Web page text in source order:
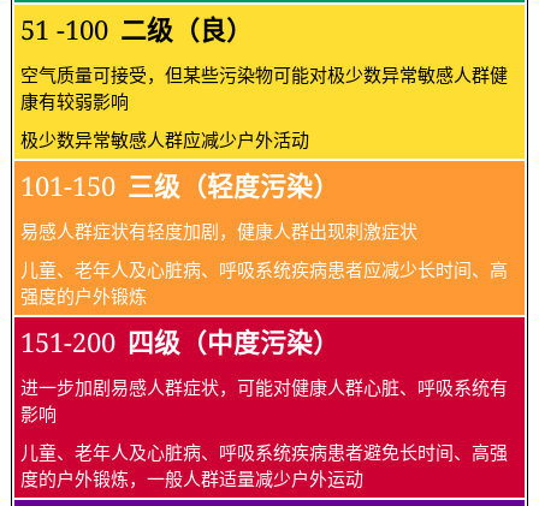
51 -100 二级（良）
空气质量可接受，但某些污染物可能对极少数异常敏感人群健
康有较弱影响
极少数异常敏感人群应减少户外活动
101-150 三级（轻度污染）
易感人群症状有轻度加剧，健康人群出现刺激症状
儿童、老年人及心脏病、呼吸系统疾病患者应减少长时间、高
强度的户外锻炼
151-200 四级（中度污染）
进一步加剧易感人群症状，可能对健康人群心脏、呼吸系统有
影响
儿童、老年人及心脏病、呼吸系统疾病患者避免长时间、高强
度的户外锻炼，一般人群适量减少户外运动